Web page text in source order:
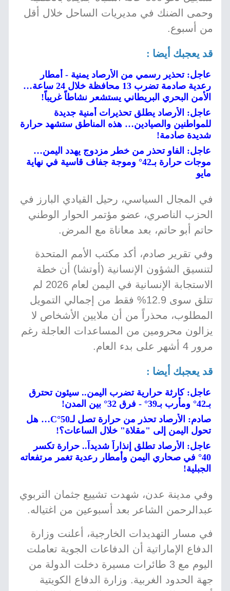
وحمى الضنك في مديريات الساحل خلال أقل
من أسبوع.
قد يعجبك أيضا :
عاجل: تحذير رسمي من الأرصاد يمنية - أمطار
رعدية صادمة تضرب 13 محافظة خلال 24 ساعة…
الأمن البحري البريطاني يستشعر نشاطاً غريباً!
عاجل: الأرصاد يطلق تحذيرات أمنية جديدة
للمواطنين والصيادين… هذه المناطق ستشهد حرارة
شديدة صادمة!
عاجل: الفاو تحذر من خطر مزدوج يهدد اليمن…
موجات حرارة بـ42° وموجة جفاف قاسية في نهاية
مايو
في المجال السياسي، رحيل القيادي البارز في
الحزب الناصري، عضو مؤتمر الحوار الوطني
حاتم أبو حاتم، بعد معاناة مع المرض.
وفي تقرير صادم، أكد مكتب الأمم المتحدة
لتنسيق الشؤون الإنسانية (أوتشا) أن خطة
الاستجابة الإنسانية في اليمن لعام 2026 لم
تتلق سوى 12.9% فقط من إجمالي التمويل
المطلوب، محذراً من أن ملايين الأشخاص لا
يزالون محرومين من المساعدات العاجلة رغم
مرور 4 أشهر على بدء العام.
قد يعجبك أيضا :
عاجل: كارثة حرارية تضرب اليمن.. سيئون تحترق
بـ42° ومأرب بـ39° - فرق 32° بين المدن!
صادم: الأرصاد تحذر من حرارة تصل لـ50°C… هل
تحول اليمن إلى "مقلاة" خلال الساعات؟!
عاجل: الأرصاد تطلق إنذاراً شديداً.. حرارة تكسر
40° في صحاري اليمن وأمطار رعدية تغمر مرتفعاته
الجبلية!
وفي مدينة عدن، شهدت تشييع جثمان التربوي
عبدالرحمن الشاعر بعد أسبوعين من اغتياله.
في مسار التهديدات الخارجية، أعلنت وزارة
الدفاع الإماراتية أن الدفاعات الجوية تعاملت
اليوم مع 3 طائرات مسيرة دخلت الدولة من
جهة الحدود الغربية. وزارة الدفاع الكويتية